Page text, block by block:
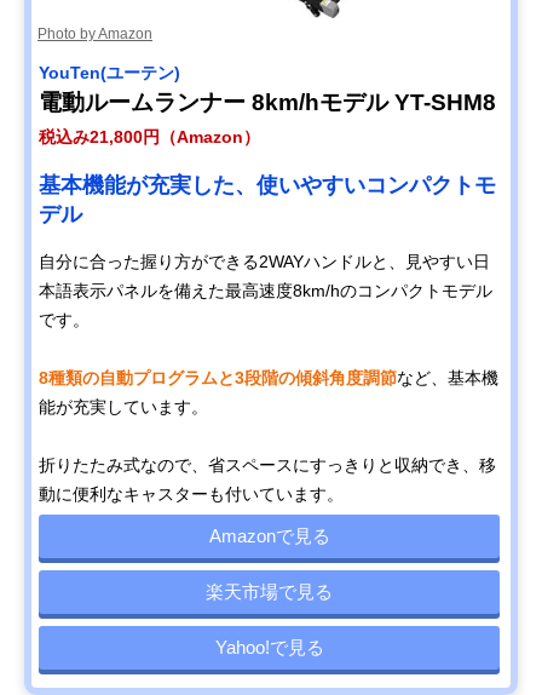
Photo by Amazon
YouTen(ユーテン)
電動ルームランナー 8km/hモデル YT-SHM8
税込み21,800円（Amazon）
基本機能が充実した、使いやすいコンパクトモ
デル
自分に合った握り方ができる2WAYハンドルと、見やすい日
本語表示パネルを備えた最高速度8km/hのコンパクトモデル
です。
8種類の自動プログラムと3段階の傾斜角度調節など、基本機
能が充実しています。
折りたたみ式なので、省スペースにすっきりと収納でき、移
動に便利なキャスターも付いています。
Amazonで見る
楽天市場で見る
Yahoo!で見る